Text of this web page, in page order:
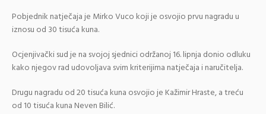
Pobjednik natječaja je Mirko Vuco koji je osvojio prvu nagradu u
iznosu od 30 tisuća kuna.
Ocjenjivački sud je na svojoj sjednici održanoj 16. lipnja donio odluku
kako njegov rad udovoljava svim kriterijima natječaja i naručitelja.
Drugu nagradu od 20 tisuća kuna osvojio je Kažimir Hraste, a treću
od 10 tisuća kuna Neven Bilić.